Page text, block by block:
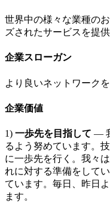
世界中の様々な業種の
ズされたサービスを提供
企業スローガン
より良いネットワーク
企業価値
1) 一歩先を目指して —
るよう努めています。
に一歩先を行く。我々
れに対する準備をして
ています。毎日、昨日
ます。